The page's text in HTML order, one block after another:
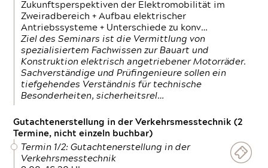
Zukunftsperspektiven der Elektromobilität im
Zweiradbereich + Aufbau elektrischer
Antriebssysteme + Unterschiede zu konv…
Ziel des Seminars ist die Vermittlung von
spezialisiertem Fachwissen zur Bauart und
Konstruktion elektrisch angetriebener Motorräder.
Sachverständige und Prüfingenieure sollen ein
tiefgehendes Verständnis für technische
Besonderheiten, sicherheitsrel…
Gutachtenerstellung in der Verkehrsmesstechnik (2
Termine, nicht einzeln buchbar)
Termin 1/2: Gutachtenerstellung in der
Verkehrsmesstechnik